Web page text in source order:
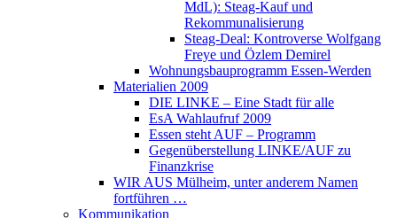
MdL): Steag-Kauf und
Rekommunalisierung
Steag-Deal: Kontroverse Wolfgang
Freye und Özlem Demirel
Wohnungsbauprogramm Essen-Werden
Materialien 2009
DIE LINKE – Eine Stadt für alle
EsA Wahlaufruf 2009
Essen steht AUF – Programm
Gegenüberstellung LINKE/AUF zu
Finanzkrise
WIR AUS Mülheim, unter anderem Namen
fortführen …
Kommunikation